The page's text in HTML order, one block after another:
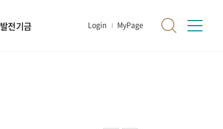
발전기금 Login MyPage